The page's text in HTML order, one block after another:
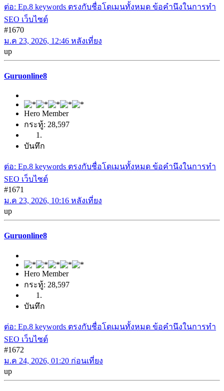
ต่อ: Ep.8 keywords ตรงกับชื่อโดเมนทั้งหมด ข้อคำนึงในการทำ
SEO เว็บไซต์
#1670
ม.ค 23, 2026, 12:46 หลังเที่ยง
up
Guruonline8
Hero Member
กระทู้: 28,597
บันทึก
ต่อ: Ep.8 keywords ตรงกับชื่อโดเมนทั้งหมด ข้อคำนึงในการทำ
SEO เว็บไซต์
#1671
ม.ค 23, 2026, 10:16 หลังเที่ยง
up
Guruonline8
Hero Member
กระทู้: 28,597
บันทึก
ต่อ: Ep.8 keywords ตรงกับชื่อโดเมนทั้งหมด ข้อคำนึงในการทำ
SEO เว็บไซต์
#1672
ม.ค 24, 2026, 01:20 ก่อนเที่ยง
up